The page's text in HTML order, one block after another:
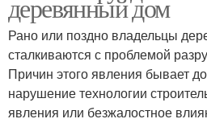
деревянный дом
Рано или поздно владельцы
сталкиваются с проблемой
Причин этого явления бывает
нарушение технологии
явления или безжалостное